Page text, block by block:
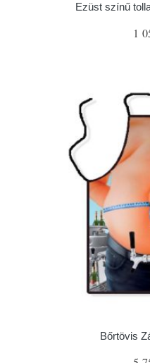
Ezüst színű
1
Bőrtövis